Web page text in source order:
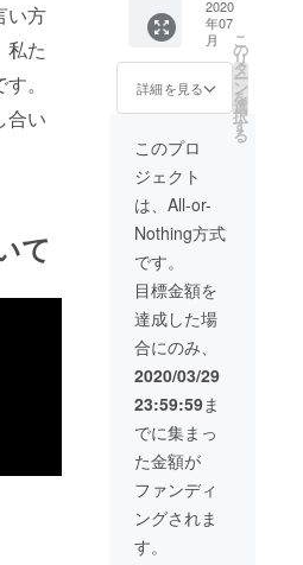
い方
私た
。
合い
て
になっ
ており
ます。
当方の
製品を
きます
価の
10%が
特定の
神輿団
付され
ます。
本プロ
トにお
いて
援金の
一部が
神輿会
へ奉納
れま
のオッ
クス
フォー
ドシャ
ツ同様
をかけ
いざら
しで着
も、自
よく見
せるこ
とがで
きま
す。 当
品をご
購入い
ただき
ます
と、定
価の
10%が
Made in
Japan
にこだ
わって
制作し
ており
特にこ
の「東
京」は
素材に
ついて
も厳選
用して
おりま
す。 綿
100%で
ありな
がら形
態安定
の機能
を要し
ていま
す。 当
方の製
品をご
2020
年07
月
詳細を見る
こ
の
リ
タ
ー
ン
を
選
択
す
る
このプロ
ジェクト
は、All-or-
Nothing方式
です。
目標金額を
達成した場
合にのみ、
2020/03/29
23:59:59ま
でに集まっ
た金額が
ファンディ
ングされま
す。